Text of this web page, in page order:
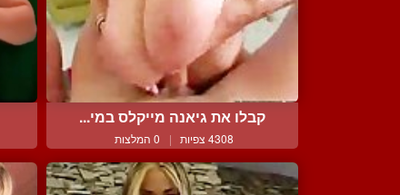
קבלו את גיאנה מייקלס במי...
4308 צפיות | 0 המלצות